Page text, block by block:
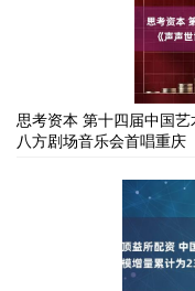
思考资本 第十四届中国
八方剧场音乐会首唱重庆